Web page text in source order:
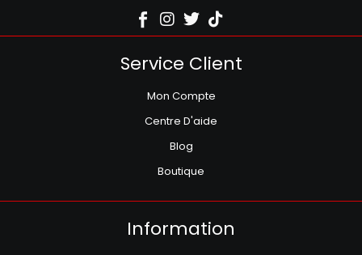
Service Client
Mon Compte
Centre D'aide
Blog
Boutique
Information